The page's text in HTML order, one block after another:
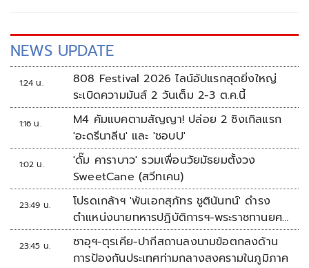
NEWS UPDATE
1:24 น.
808 Festival 2026 ไลน์อัปแรกสุดยิ่งใหญ่
ระเบิดความมันส์ 2 วันเต็ม 2-3 ต.ค.นี้
1:16 น.
M4 คัมแบคตามสัญญา! ปล่อย 2 ซิงเกิลแรก
'อะดรีนาลีน' และ 'ชอบU'
1:02 น.
'ดั๊ม คาราบาว' รวมเพื่อนวัยมัธยมตั้งวง
SweetCane (สวีทเคน)
23:49 น.
โปรดเกล้าฯ 'พันเอกสุภัทร ชูตินันทน์' ดำรง
ตำแหน่งนายทหารปฏิบัติการฯ-พระราชทานยศ
'พลตรี'
23:45 น.
ซาอุฯ-ตุรเคีย-ปากีสถานลงนามข้อตกลงด้าน
การป้องกันประเทศท่ามกลางสงครามในภูมิภาค